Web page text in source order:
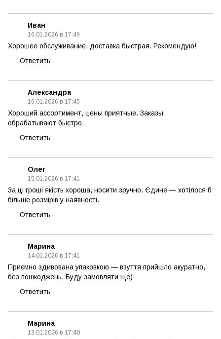
Иван
16.01.2026 в 17:49
Хорошее обслуживание, доставка быстрая. Рекомендую!
Ответить
Александра
16.01.2026 в 17:45
Хороший ассортимент, цены приятные. Заказы
обрабатывают быстро.
Ответить
Олег
15.01.2026 в 17:41
За ці гроші якість хороша, носити зручно. Єдине — хотілося б
більше розмірів у наявності.
Ответить
Марина
14.01.2026 в 17:41
Приємно здивована упаковкою — взуття прийшло акуратно,
без пошкоджень. Буду замовляти ще)
Ответить
Марина
13.01.2026 в 17:40